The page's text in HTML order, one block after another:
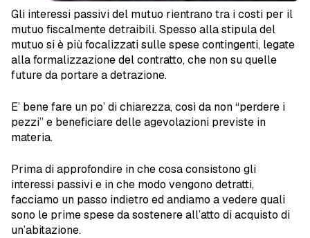
Gli interessi passivi del mutuo rientrano tra i costi per il
mutuo fiscalmente detraibili. Spesso alla stipula del
mutuo si è più focalizzati sulle spese contingenti, legate
alla formalizzazione del contratto, che non su quelle
future da portare a detrazione.
E’ bene fare un po’ di chiarezza, così da non “perdere i
pezzi” e beneficiare delle agevolazioni previste in
materia.
Prima di approfondire in che cosa consistono gli
interessi passivi e in che modo vengono detratti,
facciamo un passo indietro ed andiamo a vedere quali
sono le prime spese da sostenere all’atto di acquisto di
un’abitazione.